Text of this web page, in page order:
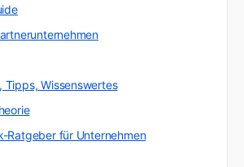
Tipps, Wissenswertes
Ratgeber für Unternehmen